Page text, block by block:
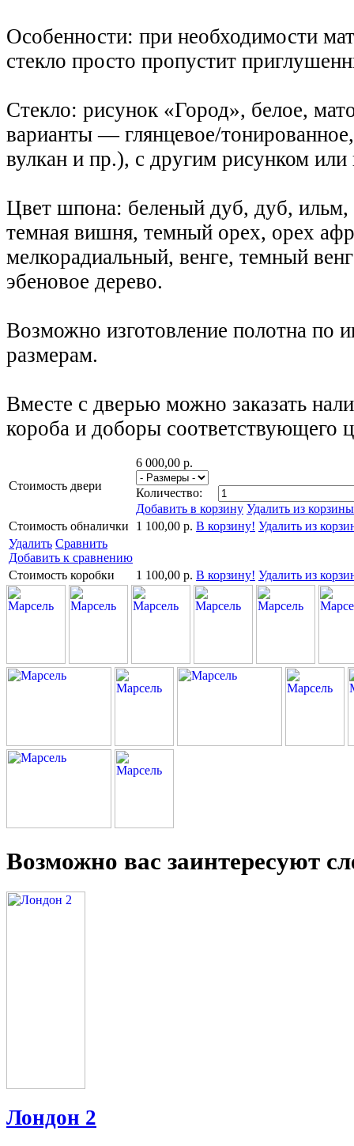
Особенности: при необходимости
стекло просто пропустит
Стекло: рисунок «Город», белое,
варианты — глянцевое/
вулкан и пр.), с другим рисунком или
Цвет шпона: беленый дуб, дуб, ильм,
темная вишня, темный орех, орех
мелкорадиальный, венге, темный
эбеновое дерево.
Возможно изготовление полотна по
размерам.
Вместе с дверью можно заказать
короба и доборы соответствующего
Стоимость двери
6 000,00 р.
Количество:
Добавить в корзину Удалить из корзины
Стоимость обналички
1 100,00 р. В корзину! Удалить из
Удалить Сравнить
Добавить к сравнению
Стоимость коробки
1 100,00 р. В корзину! Удалить из
Возможно вас заинтересуют
Лондон 2